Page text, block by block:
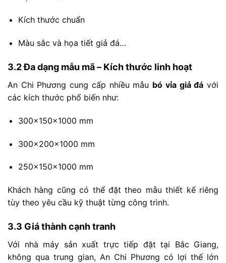
Kích thước chuẩn
Màu sắc và họa tiết giả đá…
3.2Đadạng mẫu mã – Kíchthước linh hoạt
An Chi Phươngcung cấp nhiều mẫu bó vỉa giảđá với
các kích thước phổ biến như:
300x150x1000 mm
300x200x1000 mm
250x150x1000 mm
Khách hàng cũngcó thểđặttheo mẫuthiết kế riêng
tùy theo yêu cầu kỹ thuật từng công trình.
3.3 Giáthànhcạnhtranh
Với nhà máy sản xuất trực tiếp đặt tại Bắc Giang,
không qua trung gian, An Chi Phương có lợi thế lớn